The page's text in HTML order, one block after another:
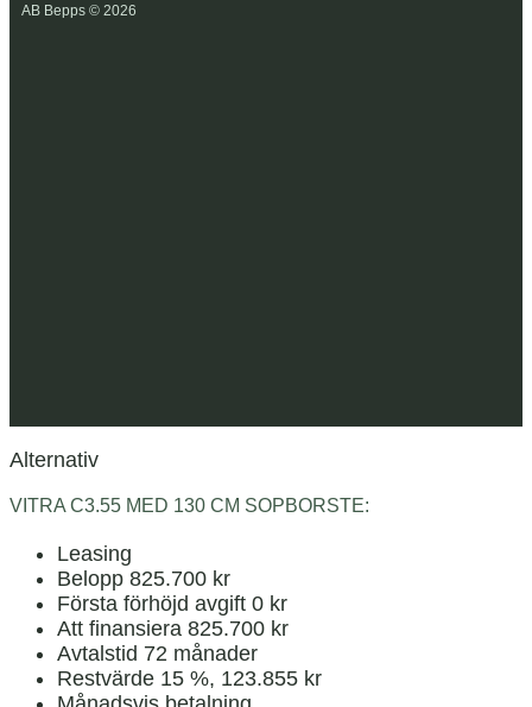
AB Bepps © 2026
Alternativ
VITRA C3.55 MED 130 CM SOPBORSTE:
Leasing
Belopp 825.700 kr
Första förhöjd avgift 0 kr
Att finansiera 825.700 kr
Avtalstid 72 månader
Restvärde 15 %, 123.855 kr